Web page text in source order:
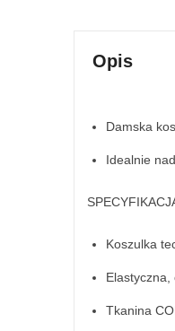
Opis
Damska
Idealnie
Koszulka
Elastyczna,
Tkanina